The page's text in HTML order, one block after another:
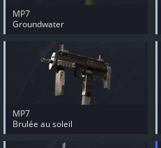
MP7
Groundwater
MP7
Brulée au soleil